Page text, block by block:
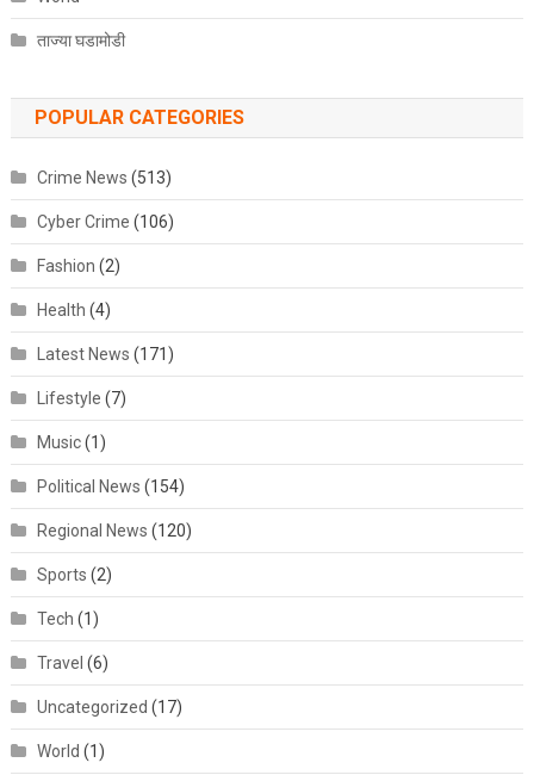
ताज्या घडामोडी
POPULAR CATEGORIES
Crime News (513)
Cyber Crime (106)
Fashion (2)
Health (4)
Latest News (171)
Lifestyle (7)
Music(1)
Political News (154)
Regional News (120)
Sports (2)
Tech (1)
Travel (6)
Uncategorized (17)
World (1)